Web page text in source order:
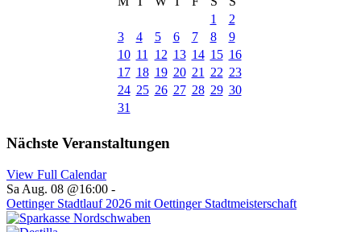
1
2
3
4 5 6 7 8
9
10 11 12 13 14 15 16
17 18 19 20 21 22 23
24 25 26 27 28 29 30
31
Nächste Veranstaltungen
View Full Calendar
Sa Aug. 08 @16:00 -
Oettinger Stadtlauf 2026 mit Oettinger Stadtmeisterschaft